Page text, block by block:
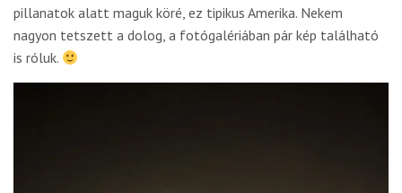
pillanatok alatt maguk köré, ez tipikus Amerika. Nekem
nagyon tetszett a dolog, a fotógalériában pár kép található
is róluk.